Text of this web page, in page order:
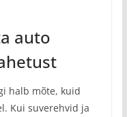
auto
halb mõte, kuid
Kui suverehvid ja